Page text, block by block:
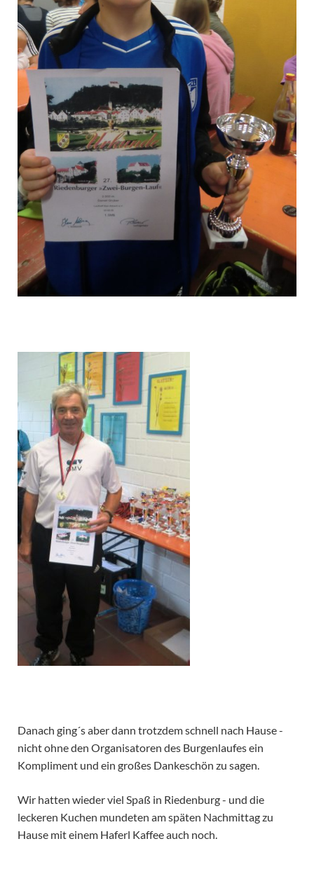
Danach ging´s aber dann trotzdem schnell nach Hause -
nicht ohne den Organisatoren des Burgenlaufes ein
Kompliment und ein großes Dankeschön zu sagen.
Wir hatten wieder viel Spaß in Riedenburg - und die
leckeren Kuchen mundeten am späten Nachmittag zu
Hause mit einem Haferl Kaffee auch noch.